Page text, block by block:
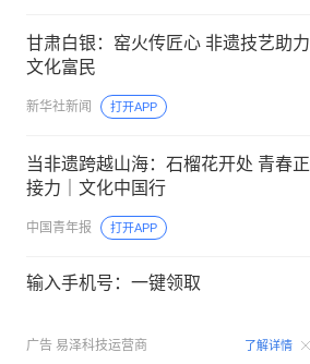
甘肃白银：窑火传匠心 非遗技艺助力
文化富民
新华社新闻 打开APP
当非遗跨越山海：石榴花开处 青春正
接力｜文化中国行
中国青年报 打开APP
输入手机号：一键领取
广告 易泽科技运营商 了解详情